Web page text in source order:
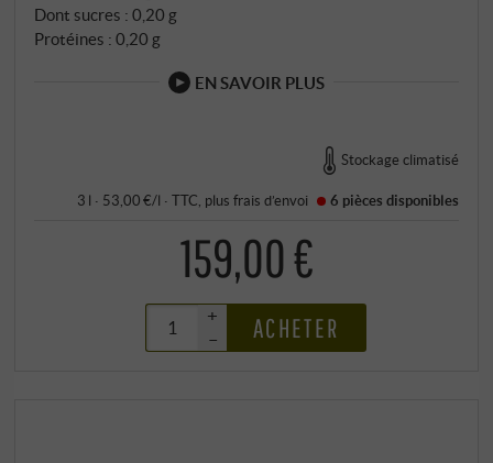
Dont sucres : 0,20 g
Protéines : 0,20 g
EN SAVOIR PLUS
Stockage climatisé
3 l · 53,00 €/l ·TTC , plusfrais d’envoi 6 pièces disponibles
159,00 €
+
–
ACHETER